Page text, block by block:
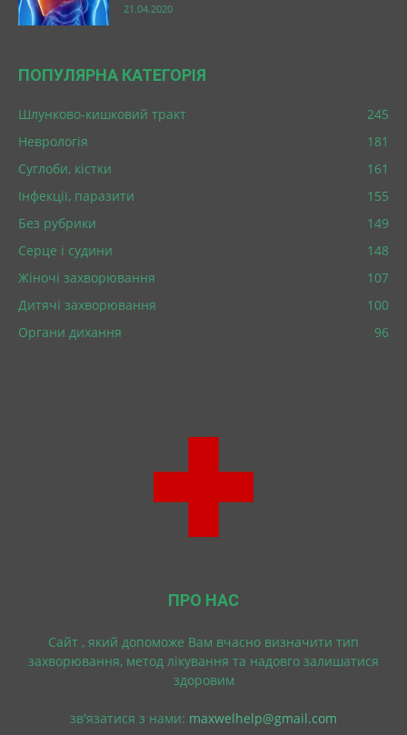
21.04.2020
ПОПУЛЯРНА КАТЕГОРІЯ
Шлунково-кишковий тракт
245
Неврологія
181
Суглоби, кістки
161
Інфекції, паразити
155
Без рубрики
149
Серце і судини
148
Жіночі захворювання
107
Дитячі захворювання
100
Органи дихання
96
ПРО НАС
Cайт , який допоможе Вам вчасно визначити тип
захворювання, метод лікування та надовго залишатися
здоровим
зв'язатися з нами: maxwelhelp@gmail.com